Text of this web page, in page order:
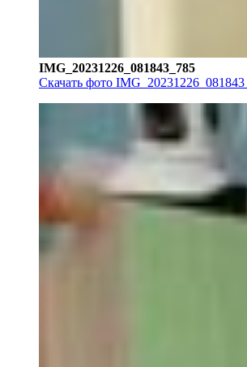
IMG_20231226_081843_785
Скачать фото